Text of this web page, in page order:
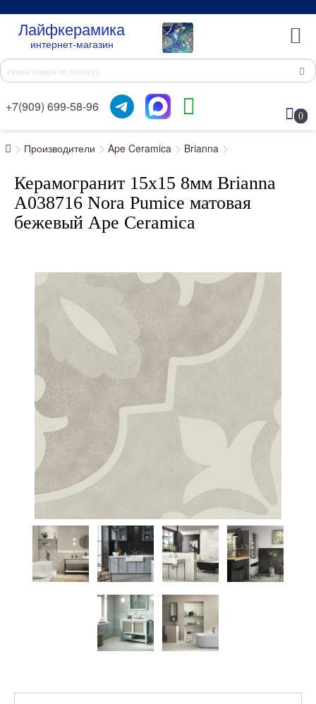
Лайфкерамика
интернет-магазин
+7(909) 699-58-96
0
Производители Ape Ceramica Brianna
Керамогранит 15x15 8мм Brianna
A038716 Nora Pumice матовая
бежевый Ape Ceramica